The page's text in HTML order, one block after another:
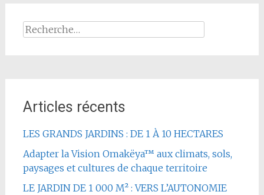
Rechercher :
Articles récents
LES GRANDS JARDINS : DE 1 À 10 HECTARES
Adapter la Vision Omakëya™ aux climats, sols,
paysages et cultures de chaque territoire
LE JARDIN DE 1 000 M² : VERS L’AUTONOMIE